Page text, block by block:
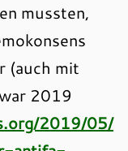
mussten,
(auch mit
2019
2019/05/